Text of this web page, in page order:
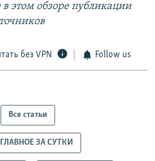
этом обзоре публикации
без VPN Follow us
Все статьи
ГЛАВНОЕ ЗА СУТКИ